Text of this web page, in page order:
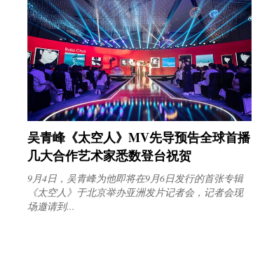
吴青峰《太空人》MV先导预告全球首播
几大合作艺术家悉数登台祝贺
9月4日，吴青峰为他即将在9月6日发行的首张专辑
《太空人》于北京举办亚洲发片记者会，记者会现
场邀请到...